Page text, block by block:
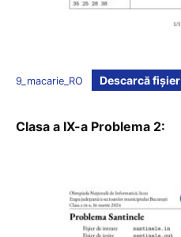
9_macarie_RO Descarcă fișier
Clasa a IX-a Problema 2: